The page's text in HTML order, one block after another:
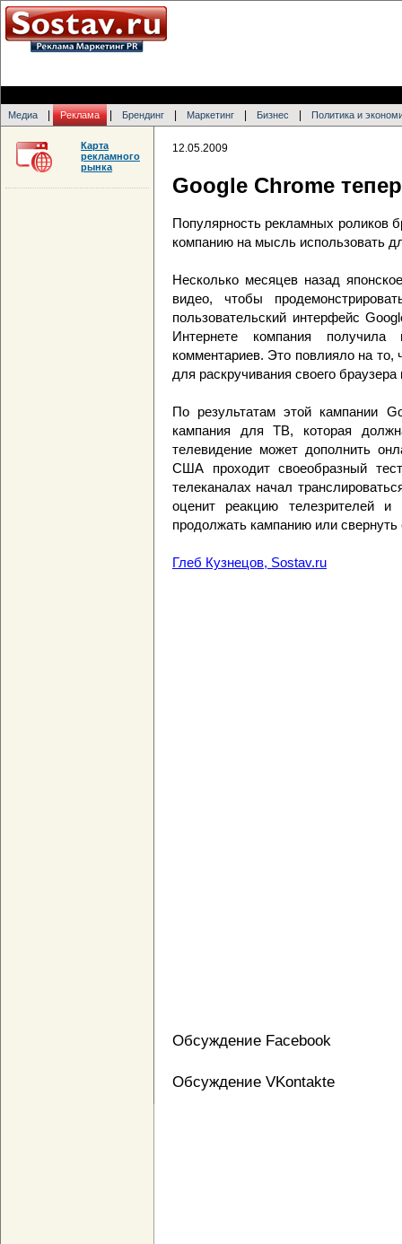
Медиа Реклама Брендинг Маркетинг Бизнес Политика и
12.05.2009
Google Chrome
Популярность рекламных роликов
компанию на мысль использовать
Несколько месяцев назад
видео, чтобы
пользовательский интерфейс
Интернете компания получила
комментариев. Это повлияло на
для раскручивания своего
По результатам этой кампании
кампания для ТВ, которая
телевидение может дополнить
США проходит своеобразный
телеканалах начал
оценит реакцию телезрителей
продолжать кампанию или свернуть
Глеб Кузнецов, Sostav.ru
Обсуждение Facebook
Обсуждение VKontakte
Карта
рекламного
рынка